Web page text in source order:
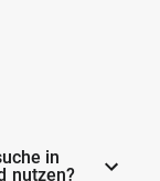
in
nutzen?